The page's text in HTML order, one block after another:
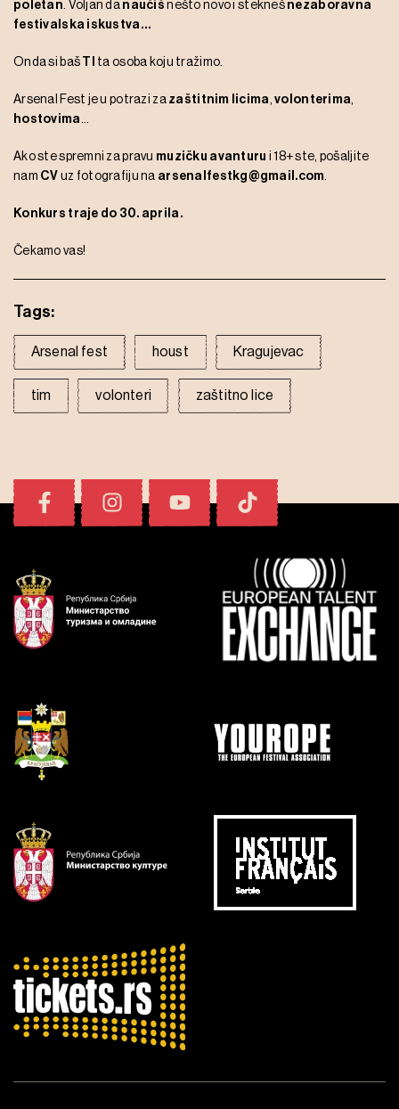
poletan. Voljan da naučišnešto novo i stekneš nezaboravna
festivalska iskustva…
Onda si baš TI ta osoba koju tražimo.
Arsenal Fest je u potrazi za zaštitnim licima,volonterima,
hostovima…
Ako ste spremni za pravu muzičku avanturu i 18+ ste, pošaljite
nam CV uz fotografiju na arsenalfestkg@gmail.com.
Konkurs traje do 30. aprila.
Čekamo vas!
Tags:
Arsenal fest houst Kragujevac
tim volonteri zaštitno lice